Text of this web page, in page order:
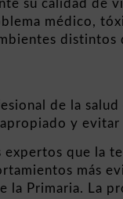
su calidad de
médico,
de la
y
que la
más
la Primaria. La